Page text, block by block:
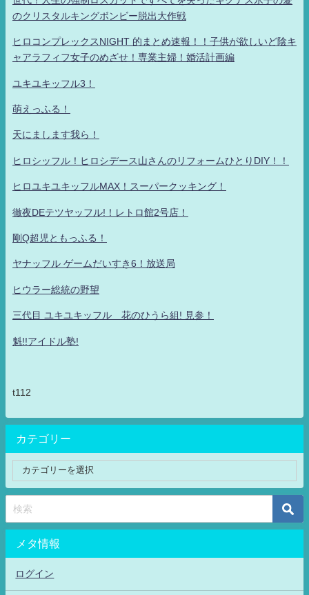
のクリスタルキングボンビー脱出大作戦
ヒロコンプレックスNIGHT 的まとめ速報！！子供が欲しいど陰キ
ャアラフィフ女子のめざせ！専業主婦！婚活計画編
ユキユキッフル3！
萌えっふる！
天にまします我ら！
ヒロシッフル！ヒロシデース山さんのリフォームひとりDIY！！
ヒロユキユキッフルMAX！スーパークッキング！
徹夜DEテツヤッフル!！レトロ館2号店！
剛Q超児ともっふる！
ヤナッフル ゲームだいすき6！放送局
ヒウラー総統の野望
三代目 ユキユキッフル 花のひうら組! 見参！
魁!!アイドル塾!
t112
カテゴリー
メタ情報
ログイン